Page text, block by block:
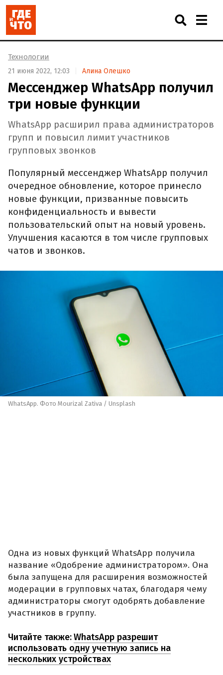
Технологии
21 июня 2022, 12:03 Алина Олешко
Мессенджер WhatsApp получил
три новые функции
WhatsApp расширил права администраторов
групп и повысил лимит участников
групповых звонков
Популярный мессенджер WhatsApp получил
очередное обновление, которое принесло
новые функции, призванные повысить
конфиденциальность и вывести
пользовательский опыт на новый уровень.
Улучшения касаются в том числе групповых
чатов и звонков.
WhatsApp. Фото Mourizal Zativa / Unsplash
Одна из новых функций WhatsApp получила
название «Одобрение администратором». Она
была запущена для расширения возможностей
модерации в групповых чатах, благодаря чему
администраторы смогут одобрять добавление
участников в группу.
Читайте также:WhatsApp разрешит
использовать одну учетную запись на
нескольких устройствах